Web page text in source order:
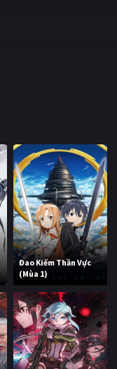
Đao Kiếm Thần Vực
(Mùa 1)